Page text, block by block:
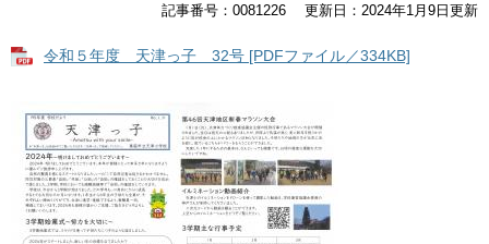
記事番号：0081226 更新日：2024年1月9日更新
令和５年度 天津っ子 32号 [PDFファイル／334KB]